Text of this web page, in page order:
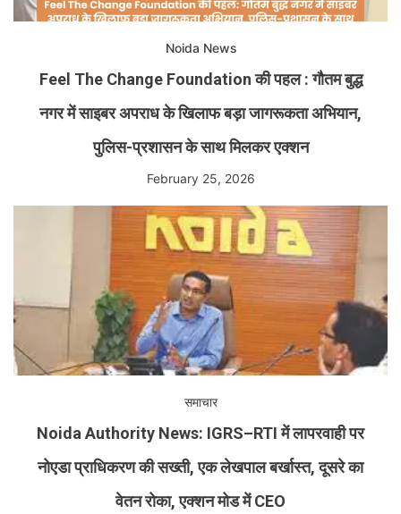
Noida News
Feel The Change Foundation की पहल : गौतम बुद्ध
नगर में साइबर अपराध के खिलाफ बड़ा जागरूकता अभियान,
पुलिस-प्रशासन के साथ मिलकर एक्शन
February 25, 2026
समाचार
Noida Authority News: IGRS–RTI में लापरवाही पर
नोएडा प्राधिकरण की सख्ती, एक लेखपाल बर्खास्त, दूसरे का
वेतन रोका, एक्शन मोड में CEO